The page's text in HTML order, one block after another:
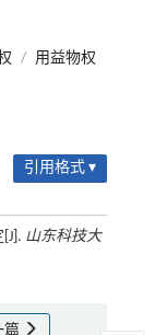
/ 用益物权
引用格式 ▾
山东科技大
篇